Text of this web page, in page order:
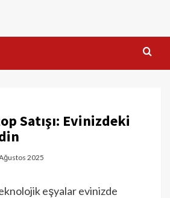
Satışı: Evinizdeki
2025
eşyalar evinizde